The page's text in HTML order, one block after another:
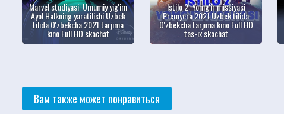
Marvel studiyasi: Umumiy yig'im
Ayol Halkning yaratilishi Uzbek
tilida O'zbekcha 2021 tarjima
kino Full HD skachat
Istilo 2: Yomg'ir missiyasi
Premyera 2021 Uzbek tilida
O'zbekcha tarjima kino Full HD
tas-ix skachat
Вам также может понравиться